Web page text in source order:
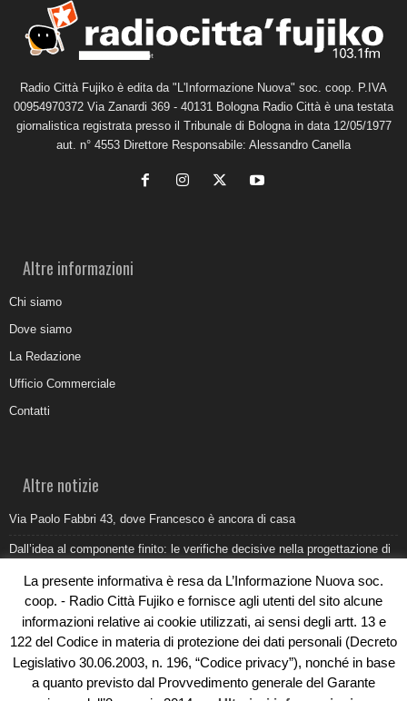
Radio Città Fujiko è edita da "L'Informazione Nuova" soc. coop. P.IVA
00954970372 Via Zanardi 369 - 40131 Bologna Radio Città è una testata
giornalistica registrata presso il Tribunale di Bologna in data 12/05/1977
aut. n° 4553 Direttore Responsabile: Alessandro Canella
Altre informazioni
Chi siamo
Dove siamo
La Redazione
Ufficio Commerciale
Contatti
Altre notizie
Via Paolo Fabbri 43, dove Francesco è ancora di casa
Dall’idea al componente finito: le verifiche decisive nella progettazione di
Belvedere Marittimo e il report ARPACAL 2026 sulla qualità del mare
Come organizzare e allestire una camera ardente per l’ultimo saluto
Umidità di risalita in casa, come riconoscere i segnali veri
La presente informativa è resa da L’Informazione Nuova soc.
coop. - Radio Città Fujiko e fornisce agli utenti del sito alcune
informazioni relative ai cookie utilizzati, ai sensi degli artt. 13 e
122 del Codice in materia di protezione dei dati personali (Decreto
Legislativo 30.06.2003, n. 196, “Codice privacy”), nonché in base
a quanto previsto dal Provvedimento generale del Garante